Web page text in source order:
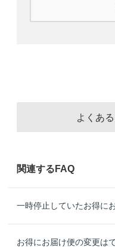
よくあ
関連するFAQ
お得にお届け便の変更は